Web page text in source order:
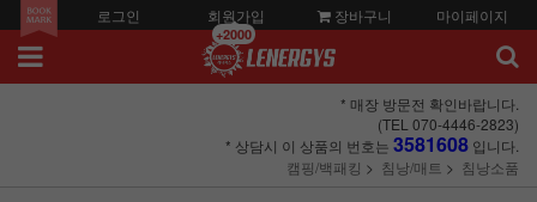
로그인 회원가입
+2000
장바구니 마이페이지
* 매장 방문전 확인바랍니다.
(TEL 070-4446-2823)
* 상담시 이 상품의 번호는 3581608 입니다.
캠핑/백패킹
침낭/매트 침낭소품